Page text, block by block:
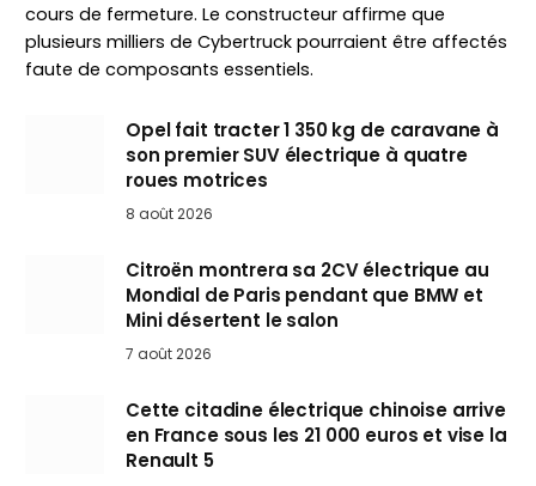
cours de fermeture. Le constructeur affirme que
plusieurs milliers de Cybertruck pourraient être affectés
faute de composants essentiels.
Opel fait tracter 1 350 kg de caravane à
son premier SUV électrique à quatre
roues motrices
8 août 2026
Citroën montrera sa 2CV électrique au
Mondial de Paris pendant que BMW et
Mini désertent le salon
7 août 2026
Cette citadine électrique chinoise arrive
en France sous les 21 000 euros et vise la
Renault 5